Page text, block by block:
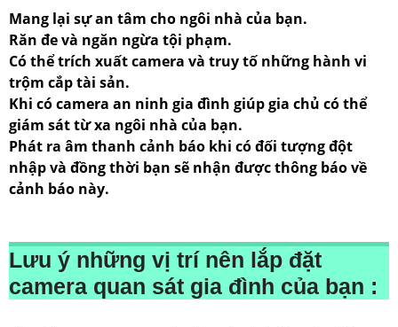
Mang lại sự an tâm cho ngôi nhà của bạn.
Răn đe và ngăn ngừa tội phạm.
Có thể trích xuất camera và truy tố những hành vi
trộm cắp tài sản.
Khi có camera an ninh gia đình giúp gia chủ có thể
giám sát từ xa ngôi nhà của bạn.
Phát ra âm thanh cảnh báo khi có đối tượng đột
nhập và đồng thời bạn sẽ nhận được thông báo về
cảnh báo này.
Lưu ý những vị trí nên lắp đặt
camera quan sát gia đình của bạn :